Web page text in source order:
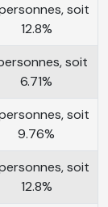
soit
12.8%
soit
6.71%
soit
9.76%
soit
12.8%